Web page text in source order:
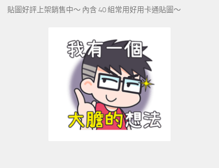
貼圖好評上架銷售中～ 內含 40 組常用好用卡通貼圖～